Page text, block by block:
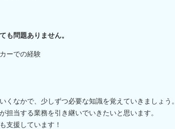
も問題ありません。
ーでの経験
くなかで、少しずつ必要な知識を覚えていきましょう。
担当する業務を引き継いでいきたいと思います。
支援しています！